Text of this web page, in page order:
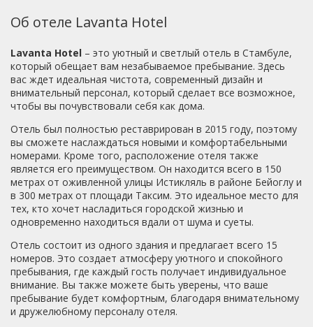
Об отеле Lavanta Hotel
Lavanta Hotel – это уютный и светлый отель в Стамбуле,
который обещает вам незабываемое пребывание. Здесь
вас ждет идеальная чистота, современный дизайн и
внимательный персонал, который сделает все возможное,
чтобы вы почувствовали себя как дома.
Отель был полностью реставрирован в 2015 году, поэтому
вы сможете наслаждаться новыми и комфортабельными
номерами. Кроме того, расположение отеля также
является его преимуществом. Он находится всего в 150
метрах от оживленной улицы Истикляль в районе Бейоглу и
в 300 метрах от площади Таксим. Это идеальное место для
тех, кто хочет насладиться городской жизнью и
одновременно находиться вдали от шума и суеты.
Отель состоит из одного здания и предлагает всего 15
номеров. Это создает атмосферу уютного и спокойного
пребывания, где каждый гость получает индивидуальное
внимание. Вы также можете быть уверены, что ваше
пребывание будет комфортным, благодаря внимательному
и дружелюбному персоналу отеля.